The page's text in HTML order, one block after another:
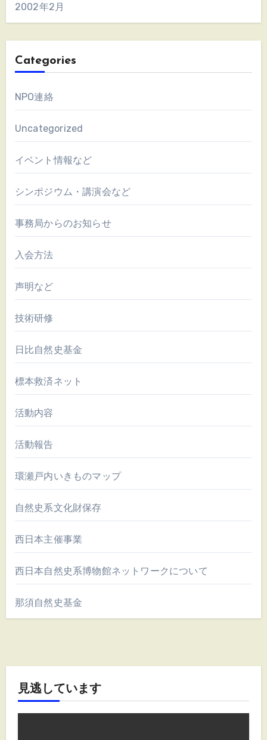
2002年2月
Categories
NPO連絡
Uncategorized
イベント情報など
シンポジウム・講演会など
事務局からのお知らせ
入会方法
声明など
技術研修
日比自然史基金
標本救済ネット
活動内容
活動報告
環瀬戸内いきものマップ
自然史系文化財保存
西日本主催事業
西日本自然史系博物館ネットワークについて
那須自然史基金
見逃しています